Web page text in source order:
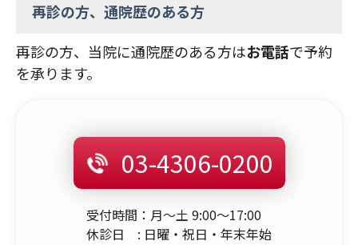
再診の方、通院歴のある方
再診の方、当院に通院歴のある方はお電話で予約
を承ります。
03-4306-0200
受付時間：月～土 9:00～17:00
休診日 : 日曜・祝日・年末年始